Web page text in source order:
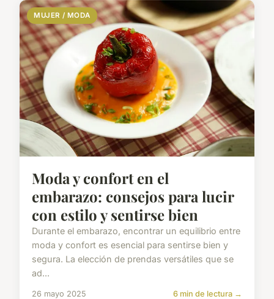
MUJER / MODA
Moda y confort en el
embarazo: consejos para lucir
con estilo y sentirse bien
Durante el embarazo, encontrar un equilibrio entre
moda y confort es esencial para sentirse bien y
segura. La elección de prendas versátiles que se
ad...
26 mayo 2025 6 min de lectura →